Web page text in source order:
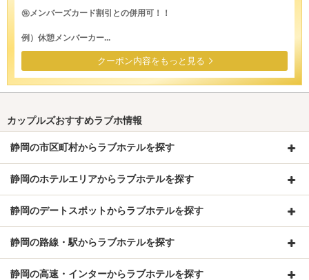
㊟メンバーズカード割引との併用可！！
例）休憩メンバーカー...
クーポン内容をもっと見る
カップルズおすすめラブホ情報
静岡の市区町村からラブホテルを探す
静岡のホテルエリアからラブホテルを探す
静岡のデートスポットからラブホテルを探す
静岡の路線・駅からラブホテルを探す
静岡の高速・インターからラブホテルを探す